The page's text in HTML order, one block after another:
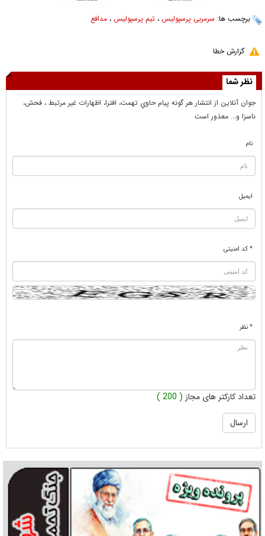
برچسب ها: سرمربی پرسپولیس ، تیم پرسپولیس ، مدافع
گزارش خطا
نظر شما
جوان آنلاين از انتشار هر گونه پيام حاوي تهمت، افترا، اظهارات غير مرتبط ، فحش،
ناسزا و... معذور است
نام
ایمیل
* کد امنیتی
* نظر
تعداد کارکتر های مجاز ( 200 )